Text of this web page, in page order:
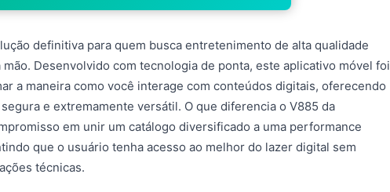
definitiva para quem busca entretenimento de alta qualidade
Desenvolvido com tecnologia de ponta, este aplicativo móvel foi
a maneira como você interage com conteúdos digitais, oferecendo
e extremamente versátil. O que diferencia o V885 da
em unir um catálogo diversificado a uma performance
que o usuário tenha acesso ao melhor do lazer digital sem
técnicas.